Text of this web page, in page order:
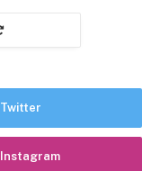
Twitter
Instagram